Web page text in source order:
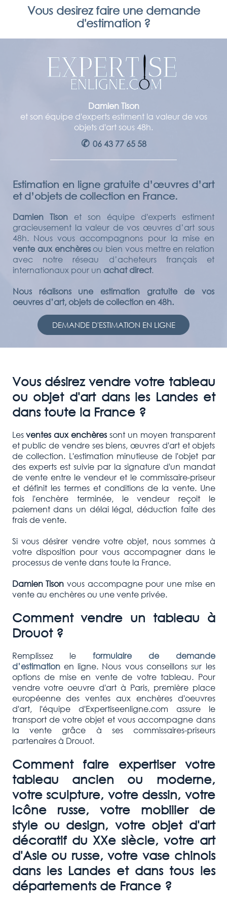
Vous desirez faire une demande
d'estimation ?
Damien Tison
et son équipe d'experts estiment la valeur de vos
objets d'art sous 48h.
✆ 06 43 77 65 58
Estimation en ligne gratuite d’œuvres d’art
et d’objets de collection en France.
Damien Tison et son équipe d'experts estiment
gracieusement la valeur de vos œuvres d’art sous
48h. Nous vous accompagnons pour la mise en
vente aux enchèresou bien vous mettre en relation
avec notre réseau d’acheteurs français et
internationaux pour un achat direct.
Nous réalisons une estimation gratuite de vos
oeuvres d’art, objets de collection en 48h.
DEMANDE D'ESTIMATION EN LIGNE
Vous désirez vendre votre tableau
ou objet d'art dans les Landes et
dans toute la France ?
Lesventes aux enchères sont un moyen transparent
et public de vendre ses biens, œuvres d'art et objets
de collection. L'estimation minutieuse de l'objet par
des experts est suivie par la signature d'un mandat
de vente entre le vendeur et le commissaire-priseur
et définit les termes et conditions de la vente. Une
fois l'enchère terminée, le vendeur reçoit le
paiement dans un délai légal, déduction faite des
frais de vente.
Si vous désirer vendre votre objet, nous sommes à
votre disposition pour vous accompagner dans le
processus de vente dans toute la France.
Damien Tison vous accompagne pour une mise en
vente au enchères ou une vente privée.
Comment vendre un tableau à
Drouot ?
Remplissez le formulaire de demande
d’estimation en ligne. Nous vous conseillons sur les
options de mise en vente de votre tableau. Pour
vendre votre oeuvre d'art à Paris, première place
européenne des ventes aux enchères d'oeuvres
d'art, l'équipe d'Expertiseenligne.com assure le
transport de votre objet et vous accompagne dans
la vente grâce à ses commissaires-priseurs
partenaires à Drouot.
Comment faire expertiser votre
tableau ancien ou moderne,
votre sculpture, votre dessin, votre
icône russe, votre mobilier de
style ou design, votre objet d'art
décoratif du XXe siècle, votre art
d'Asie ou russe, votre vase chinois
dans les Landes et dans tous les
départements de France ?